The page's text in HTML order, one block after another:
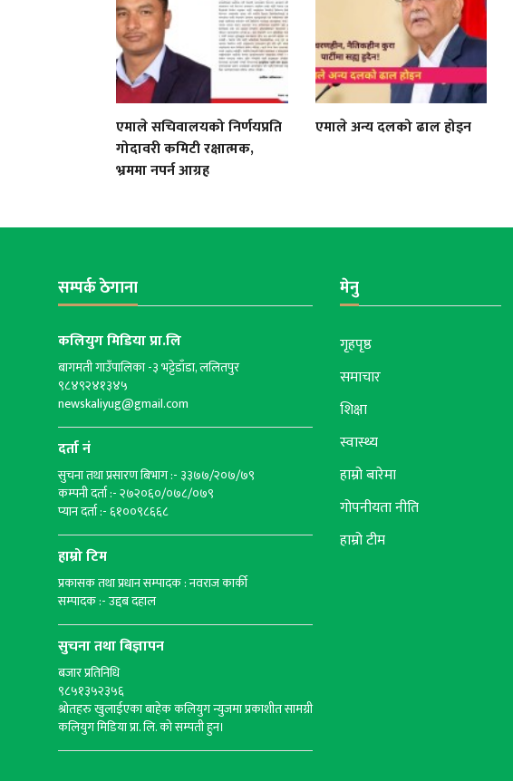
एमाले सचिवालयको निर्णयप्रति
गोदावरी कमिटी रक्षात्मक,
भ्रममा नपर्न आग्रह
एमाले अन्य दलको ढाल होइन
सम्पर्क ठेगाना
कलियुग मिडिया प्रा.लि
बागमती गाउँपालिका -३ भट्टेडाँडा, ललितपुर
९८४९२४१३४५
newskaliyug@gmail.com
दर्ता नं
सुचना तथा प्रसारण बिभाग :- ३३७७/२०७/७९
कम्पनी दर्ता :- २७२०६०/०७८/०७९
प्यान दर्ता :- ६१००९८६६८
हाम्रो टिम
प्रकासक तथा प्रधान सम्पादक : नवराज कार्की
सम्पादक :- उद्दब दहाल
सुचना तथा बिज्ञापन
बजार प्रतिनिधि
९८५१३५२३५६
श्रोतहरु खुलाईएका बाहेक कलियुग न्युजमा प्रकाशीत सामग्री
कलियुग मिडिया प्रा. लि. को सम्पती हुन।
मेनु
गृहपृष्ठ
समाचार
शिक्षा
स्वास्थ्य
हाम्रो बारेमा
गोपनीयता नीति
हाम्रो टीम